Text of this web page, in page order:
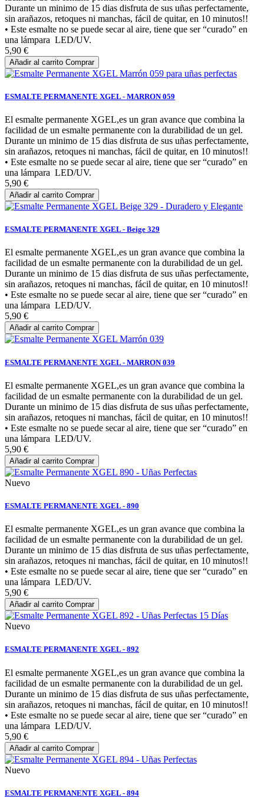
Durante un minimo de 15 dias disfruta de sus uñas perfectamente,
sin arañazos, retoques ni manchas, fácil de quitar, en 10 minutos!!
• Este esmalte no se puede secar al aire, tiene que ser “curado” en
una lámpara LED/UV.
5,90 €
Añadir al carrito Comprar
ESMALTE PERMANENTE XGEL - MARRON 059
El esmalte permanente XGEL,es un gran avance que combina la
facilidad de un esmalte permanente con la durabilidad de un gel.
Durante un minimo de 15 dias disfruta de sus uñas perfectamente,
sin arañazos, retoques ni manchas, fácil de quitar, en 10 minutos!!
• Este esmalte no se puede secar al aire, tiene que ser “curado” en
una lámpara LED/UV.
5,90 €
Añadir al carrito Comprar
ESMALTE PERMANENTE XGEL - Beige 329
El esmalte permanente XGEL,es un gran avance que combina la
facilidad de un esmalte permanente con la durabilidad de un gel.
Durante un minimo de 15 dias disfruta de sus uñas perfectamente,
sin arañazos, retoques ni manchas, fácil de quitar, en 10 minutos!!
• Este esmalte no se puede secar al aire, tiene que ser “curado” en
una lámpara LED/UV.
5,90 €
Añadir al carrito Comprar
ESMALTE PERMANENTE XGEL - MARRON 039
El esmalte permanente XGEL,es un gran avance que combina la
facilidad de un esmalte permanente con la durabilidad de un gel.
Durante un minimo de 15 dias disfruta de sus uñas perfectamente,
sin arañazos, retoques ni manchas, fácil de quitar, en 10 minutos!!
• Este esmalte no se puede secar al aire, tiene que ser “curado” en
una lámpara LED/UV.
5,90 €
Añadir al carrito Comprar
Nuevo
ESMALTE PERMANENTE XGEL - 890
El esmalte permanente XGEL,es un gran avance que combina la
facilidad de un esmalte permanente con la durabilidad de un gel.
Durante un minimo de 15 dias disfruta de sus uñas perfectamente,
sin arañazos, retoques ni manchas, fácil de quitar, en 10 minutos!!
• Este esmalte no se puede secar al aire, tiene que ser “curado” en
una lámpara LED/UV.
5,90 €
Añadir al carrito Comprar
Nuevo
ESMALTE PERMANENTE XGEL - 892
El esmalte permanente XGEL,es un gran avance que combina la
facilidad de un esmalte permanente con la durabilidad de un gel.
Durante un minimo de 15 dias disfruta de sus uñas perfectamente,
sin arañazos, retoques ni manchas, fácil de quitar, en 10 minutos!!
• Este esmalte no se puede secar al aire, tiene que ser “curado” en
una lámpara LED/UV.
5,90 €
Añadir al carrito Comprar
Nuevo
ESMALTE PERMANENTE XGEL - 894